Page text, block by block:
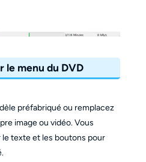
le menu du DVD
préfabriqué ou remplacez
image ou vidéo. Vous
texte et les boutons pour